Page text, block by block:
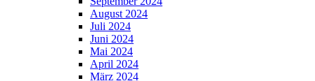
August 2024
Juli 2024
Juni 2024
Mai 2024
April 2024
März 2024